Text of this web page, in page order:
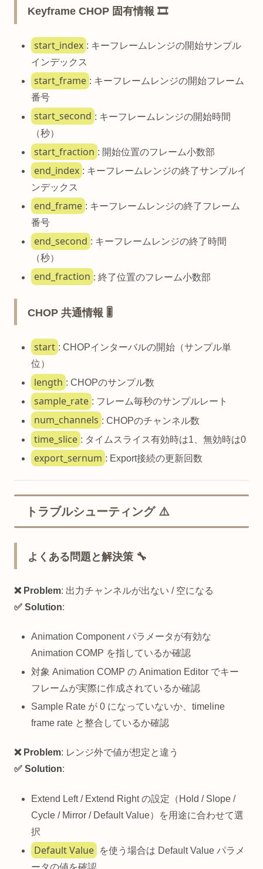
Keyframe CHOP 固有情報 🎞️
start_index : キーフレームレンジの開始サンプル
インデックス
start_frame : キーフレームレンジの開始フレーム
番号
start_second : キーフレームレンジの開始時間
（秒）
start_fraction : 開始位置のフレーム小数部
end_index : キーフレームレンジの終了サンプルイ
ンデックス
end_frame : キーフレームレンジの終了フレーム
番号
end_second : キーフレームレンジの終了時間
（秒）
end_fraction : 終了位置のフレーム小数部
CHOP 共通情報 🎚️
start : CHOPインターバルの開始（サンプル単
位）
length : CHOPのサンプル数
sample_rate : フレーム毎秒のサンプルレート
num_channels : CHOPのチャンネル数
time_slice : タイムスライス有効時は1、無効時は0
export_sernum : Export接続の更新回数
トラブルシューティング ⚠️
よくある問題と解決策 🔧
❌ Problem: 出力チャンネルが出ない / 空になる
✅ Solution:
Animation Component パラメータが有効な
Animation COMP を指しているか確認
対象 Animation COMP の Animation Editor でキー
フレームが実際に作成されているか確認
Sample Rate が 0 になっていないか、timeline
frame rate と整合しているか確認
❌ Problem: レンジ外で値が想定と違う
✅ Solution:
Extend Left / Extend Right の設定（Hold / Slope /
Cycle / Mirror / Default Value）を用途に合わせて選
択
Default Value
を使う場合は Default Value パラメ
ータの値を確認